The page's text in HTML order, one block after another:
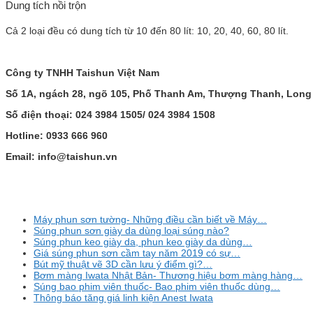
Dung tích nồi trộn
Cả 2 loại đều có dung tích từ 10 đến 80 lít: 10, 20, 40, 60, 80 lít.
Công ty TNHH Taishun Việt Nam
Số 1A, ngách 28, ngõ 105, Phố Thanh Am, Thượng Thanh, Long
Số điện thoại: 024 3984 1505/ 024 3984 1508
Hotline: 0933 666 960
Email: info@taishun.vn
Máy phun sơn tường- Những điều cần biết về Máy…
Súng phun sơn giày da dùng loại súng nào?
Súng phun keo giày da, phun keo giày da dùng…
Giá súng phun sơn cầm tay năm 2019 có sự…
Bút mỹ thuật vẽ 3D cần lưu ý điểm gì?…
Bơm màng Iwata Nhật Bản- Thương hiệu bơm màng hàng…
Súng bao phim viên thuốc- Bao phim viên thuốc dùng…
Thông báo tăng giá linh kiện Anest Iwata